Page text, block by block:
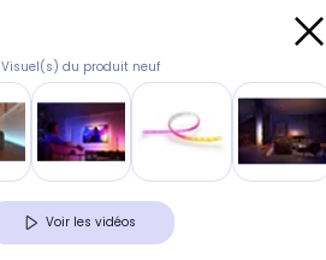
Visuel(s) du produit neuf
Voir les vidéos